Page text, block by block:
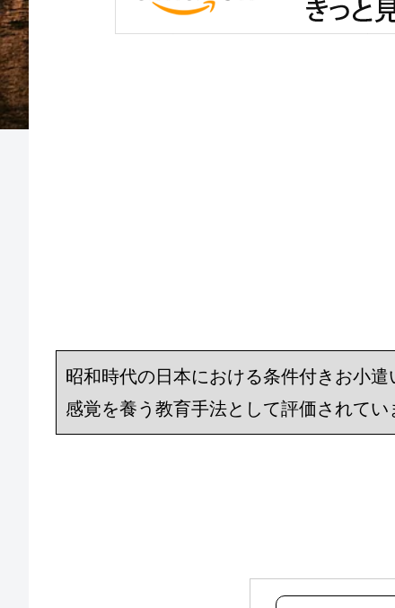
昭和時代の日本における条件付きお小
感覚を養う教育手法として評価されてい